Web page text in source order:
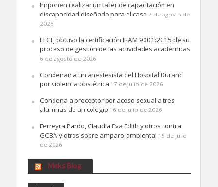
Imponen realizar un taller de capacitación en
discapacidad diseñado para el caso 7 de agosto de
2026
El CFJ obtuvo la certificación IRAM 9001:2015 de su
proceso de gestión de las actividades académicas
6 de agosto de 2026
Condenan a un anestesista del Hospital Durand
por violencia obstétrica 17 de julio de 2026
Condena a preceptor por acoso sexual a tres
alumnas de un colegio 16 de julio de 2026
Ferreyra Pardo, Claudia Eva Edith y otros contra
GCBA y otros sobre amparo-ambiental 15 de julio
de 2026
Meks Blog